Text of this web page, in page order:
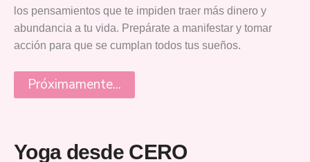
los pensamientos que te impiden traer más dinero y
abundancia a tu vida. Prepárate a manifestar y tomar
acción para que se cumplan todos tus sueños.
Próximamente...
Yoga desde CERO